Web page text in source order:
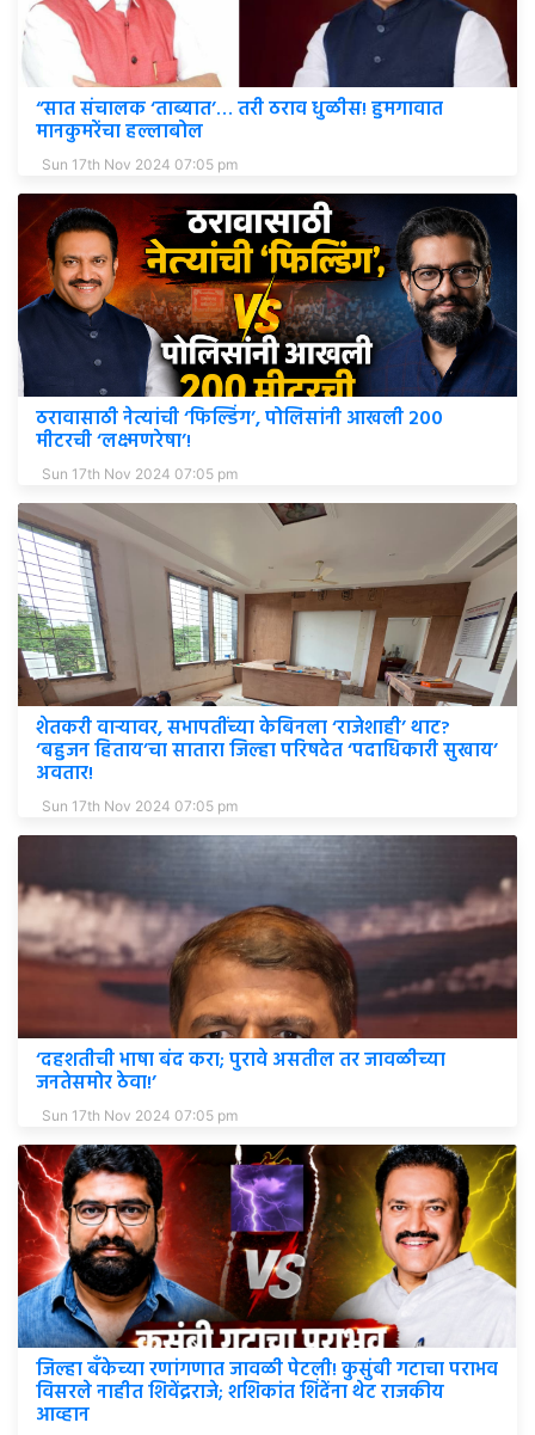
“सात संचालक ‘ताब्यात’… तरी ठराव धुळीस! हुमगावात
मानकुमरेंचा हल्लाबोल
Sun 17th Nov 2024 07:05 pm
ठरावासाठी नेत्यांची ‘फिल्डिंग’, पोलिसांनी आखली २००
मीटरची ‘लक्ष्मणरेषा’!
Sun 17th Nov 2024 07:05 pm
शेतकरी वाऱ्यावर, सभापतींच्या केबिनला ‘राजेशाही’ थाट?
‘बहुजन हिताय’चा सातारा जिल्हा परिषदेत ‘पदाधिकारी सुखाय’
अवतार!
Sun 17th Nov 2024 07:05 pm
‘दहशतीची भाषा बंद करा; पुरावे असतील तर जावळीच्या
जनतेसमोर ठेवा!’
Sun 17th Nov 2024 07:05 pm
जिल्हा बँकेच्या रणांगणात जावळी पेटली! कुसुंबी गटाचा पराभव
विसरले नाहीत शिवेंद्रराजे; शशिकांत शिंदेंना थेट राजकीय
आव्हान